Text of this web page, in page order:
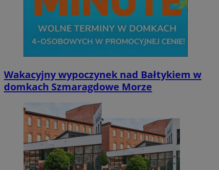
Wakacyjny wypoczynek nad Bałtykiem w
domkach Szmaragdowe Morze